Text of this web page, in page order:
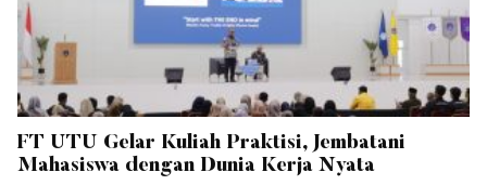
FT UTU Gelar Kuliah Praktisi, Jembatani
Mahasiswa dengan Dunia Kerja Nyata